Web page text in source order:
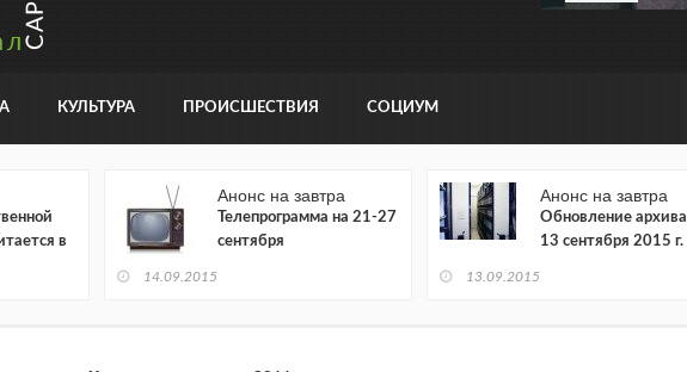
КУЛЬТУРА ПРОИСШЕСТВИЯ СОЦИУМ
в
Анонс на завтра
Телепрограмма на 21-27
сентября
14.09.2015
Анонс на завтра
Обновление архива
13 сентября 2015 г.
13.09.2015